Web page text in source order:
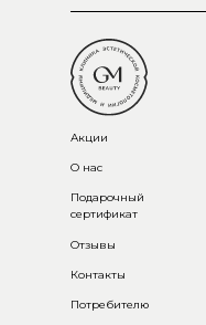
Акции
О нас
Подарочный
сертификат
Отзывы
Контакты
Потребителю